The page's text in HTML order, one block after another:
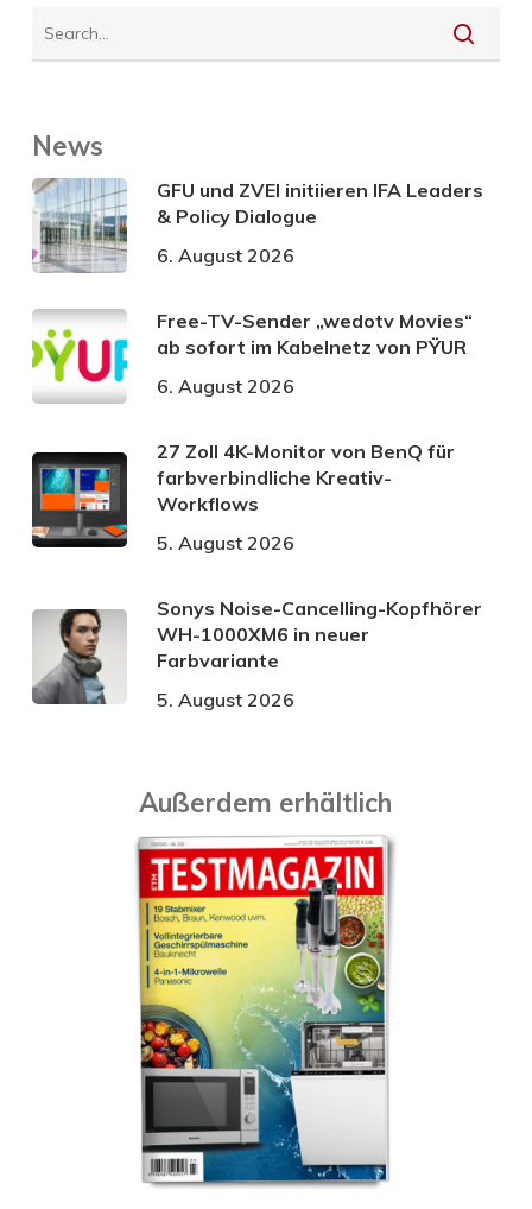
News
GFU und ZVEI initiieren IFA Leaders
& Policy Dialogue
6. August 2026
Free-TV-Sender „wedotv Movies“
ab sofort im Kabelnetz von PŸUR
6. August 2026
27 Zoll 4K-Monitor von BenQ für
farbverbindliche Kreativ-
Workflows
5. August 2026
Sonys Noise-Cancelling-Kopfhörer
WH-1000XM6 in neuer
Farbvariante
5. August 2026
Außerdem erhältlich